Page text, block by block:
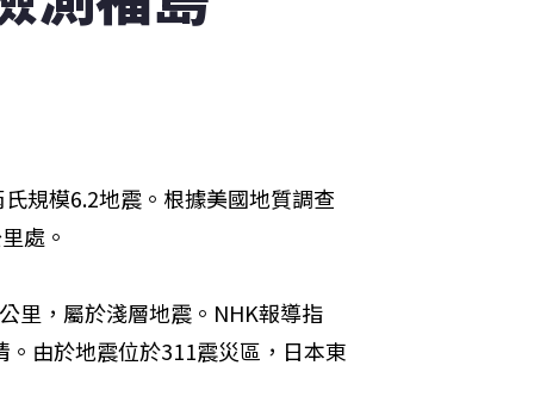
規模6.2地震。根據美國地質調查
處。
里，屬於淺層地震。NHK報導指
由於地震位於311震災區，日本東